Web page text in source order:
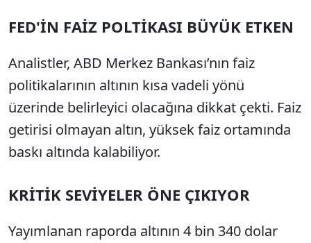
FED'İN FAİZ POLTİKASI BÜYÜK ETKEN
Analistler, ABD Merkez Bankası’nın faiz
politikalarının altının kısa vadeli yönü
üzerinde belirleyici olacağına dikkat çekti. Faiz
getirisi olmayan altın, yüksek faiz ortamında
baskı altında kalabiliyor.
KRİTİK SEVİYELER ÖNE ÇIKIYOR
Yayımlanan raporda altının 4 bin 340 dolar